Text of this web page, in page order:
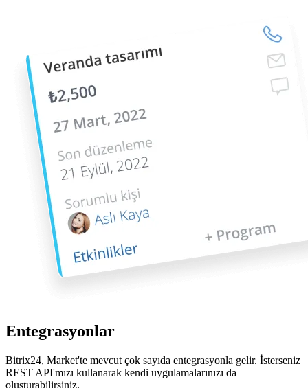
Entegrasyonlar
Bitrix24, Market'te mevcut çok sayıda entegrasyonla gelir. İsterseniz
REST API'mızı kullanarak kendi uygulamalarınızı da
oluşturabilirsiniz.